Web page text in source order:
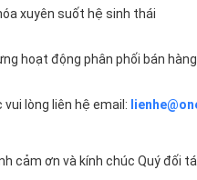
xuyên suốt hệ sinh thái
hoạt động phân phối bán
lòng liên hệ email:
cảm ơn và kính chúc Quý đối